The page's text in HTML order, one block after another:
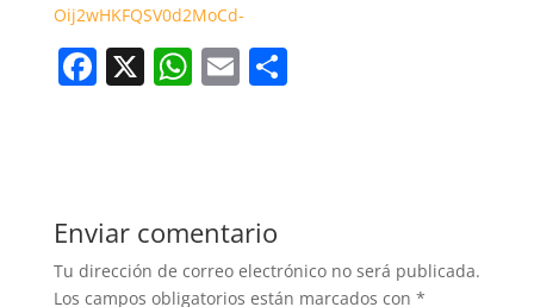
Oij2wHKFQSV0d2MoCd-
F
b
o
o
X W
A
p
p
E C
tir
Enviar comentario
Tu dirección de correo electrónico no será publicada.
Los campos obligatorios están marcados con *